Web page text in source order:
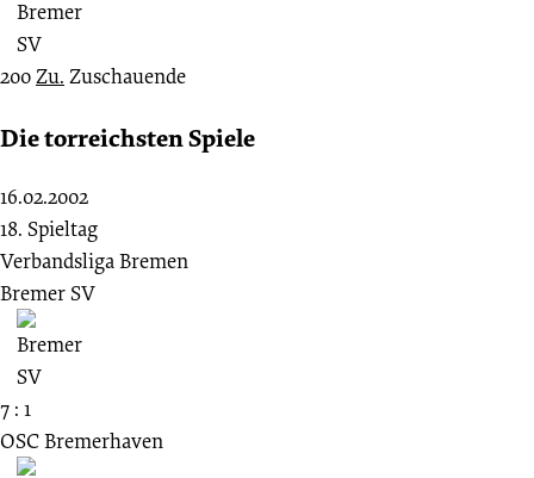
200Zu. Zuschauende
Die torreichsten Spiele
16.02.2002
18. Spieltag
Verbandsliga Bremen
Bremer SV
7 : 1
OSC Bremerhaven